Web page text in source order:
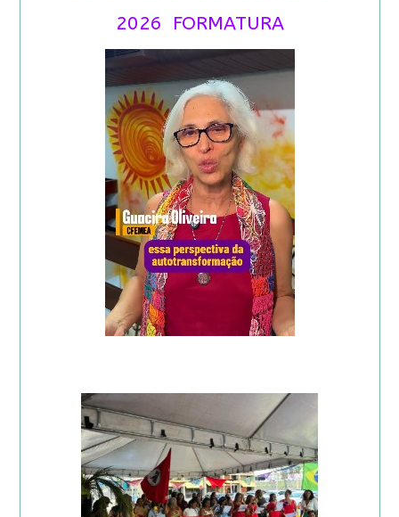
2026 FORMATURA